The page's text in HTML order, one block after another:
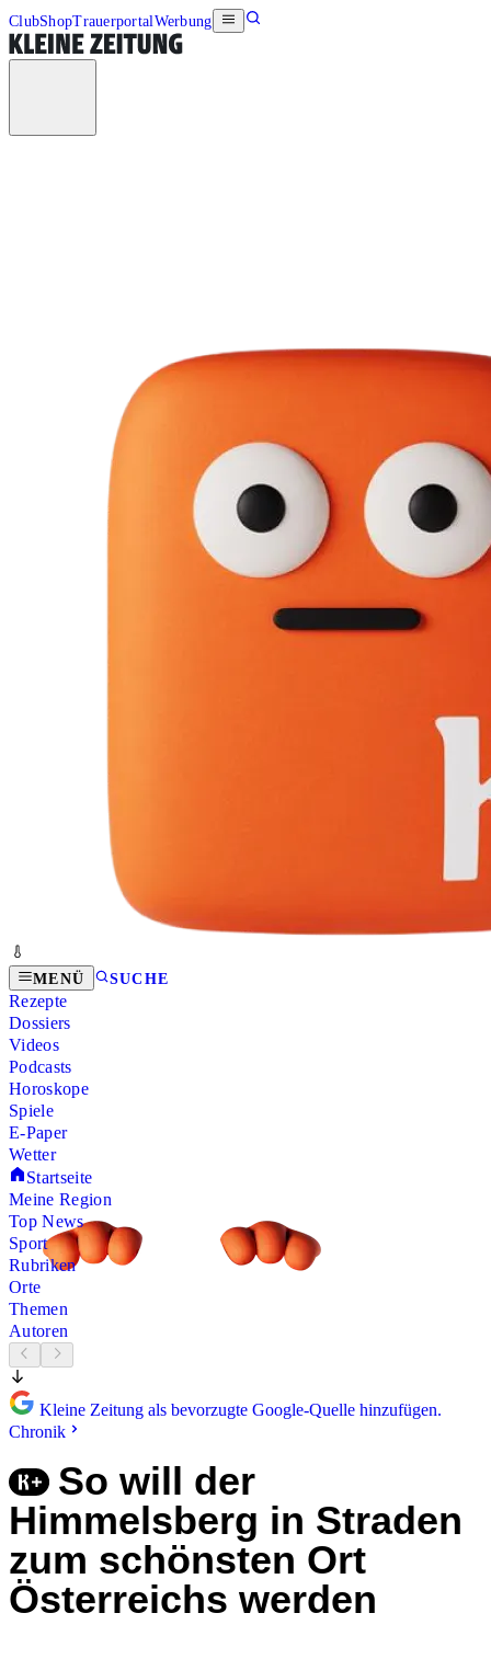
ClubShopTrauerportalWerbung
MENÜ SUCHE
Rezepte
Dossiers
Videos
Podcasts
Horoskope
Spiele
E-Paper
Wetter
Startseite
Meine Region
Top News
Sport
Rubriken
Orte
Themen
Autoren
Kleine Zeitung als bevorzugte Google-Quelle hinzufügen.
Chronik
So will der
Himmelsberg in Straden
zum schönsten Ort
Österreichs werden